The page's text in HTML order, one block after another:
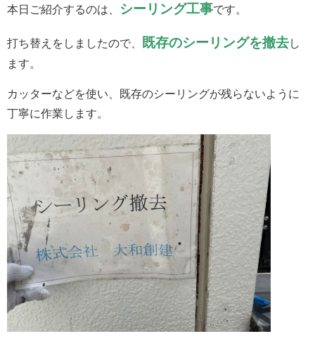
本日ご紹介するのは、 シーリング工事です。
打ち替えをしましたので、 既存のシーリングを撤去し
ます。
カッターなどを使い、既存のシーリングが残らないように
丁寧に作業します。